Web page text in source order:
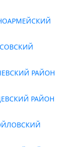
РАЙОН
РАЙОН